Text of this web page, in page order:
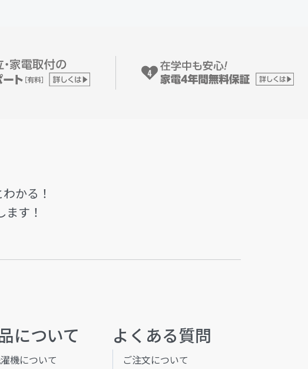
かる！
す！
について
機について
よくある質問
ご注文について